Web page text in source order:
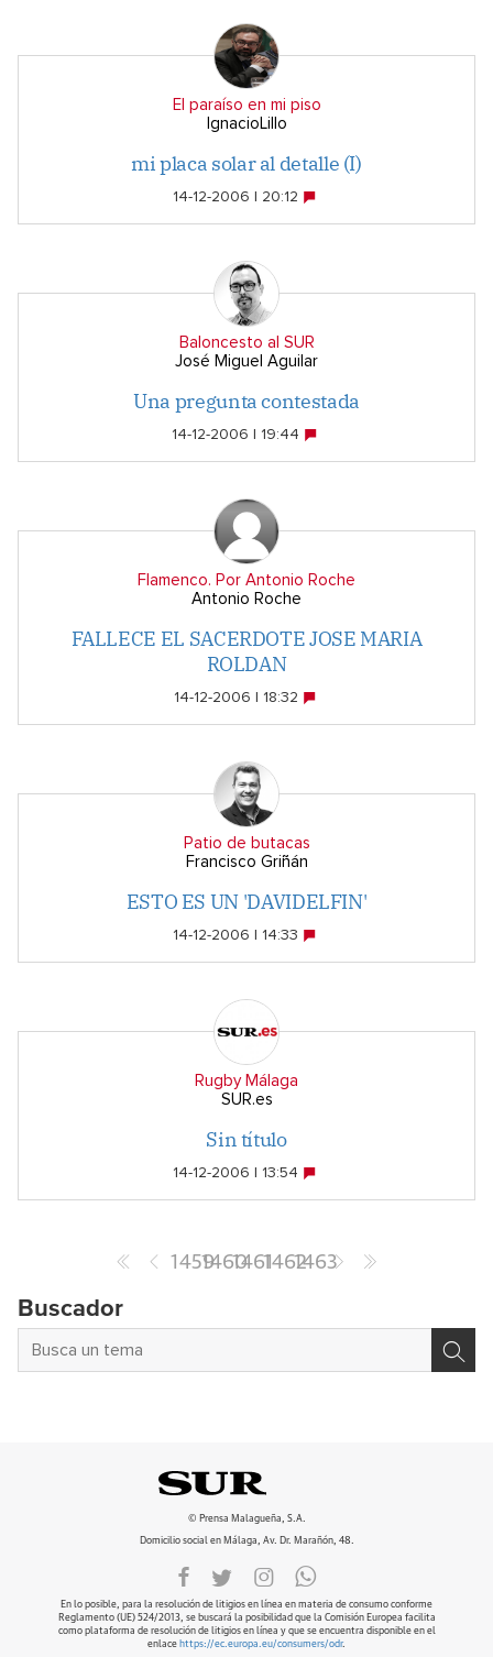
El paraíso en mi piso
IgnacioLillo
mi placa solar al detalle (I)
14-12-2006 | 20:12
Baloncesto al SUR
José Miguel Aguilar
Una pregunta contestada
14-12-2006 | 19:44
Flamenco. Por Antonio Roche
Antonio Roche
FALLECE EL SACERDOTE JOSE MARIA
ROLDAN
14-12-2006 | 18:32
Patio de butacas
Francisco Griñán
ESTO ES UN 'DAVIDELFIN'
14-12-2006 | 14:33
Rugby Málaga
SUR.es
Sin título
14-12-2006 | 13:54
14591460146114621463
Buscador
© Prensa Malagueña, S.A.
Domicilio social en Málaga, Av. Dr. Marañón, 48.
En lo posible, para la resolución de litigios en línea en materia de consumo conforme
Reglamento (UE) 524/2013, se buscará la posibilidad que la Comisión Europea facilita
como plataforma de resolución de litigios en línea y que se encuentra disponible en el
enlace https://ec.europa.eu/consumers/odr.